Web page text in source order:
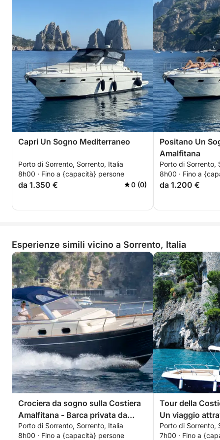
Capri Un Sogno Mediterraneo
Porto di Sorrento, Sorrento, Italia
8h00 · Fino a {capacità} persone
da 1.350 € 0 (0)
Positano Un
Amalfitana
Porto di Sorrento,
8h00 · Fino a
da 1.200 €
Esperienze simili vicino a Sorrento, Italia
Crociera da sogno sulla Costiera
Amalfitana - Barca privata da
Sorrento
Porto di Sorrento, Sorrento, Italia
8h00 · Fino a {capacità} persone
Tour della
Un viaggio
senza tempo
Porto di Sorrento,
7h00 · Fino a